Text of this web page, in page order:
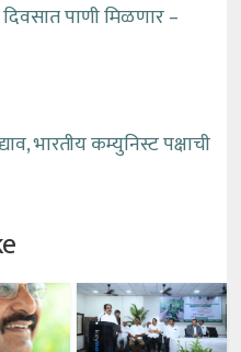
पाणी मिळणार –
भारतीय कम्युनिस्ट पक्षाची